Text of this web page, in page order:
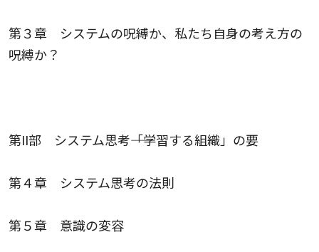
第３章 システムの呪縛か、私たち自身の考え方の
呪縛か？
第II部 システム思考――「学習する組織」の要
第４章 システム思考の法則
第５章 意識の変容